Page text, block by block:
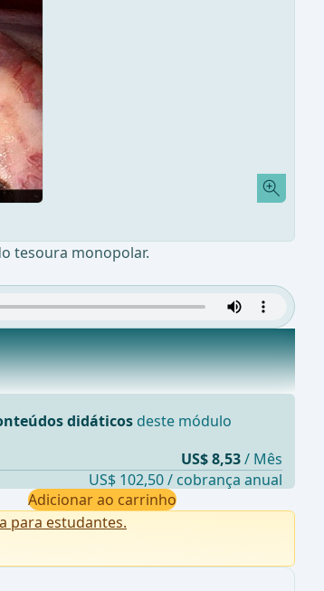
tesoura monopolar.
didáticosdeste módulo
US$ 8,53 / Mês
US$ 102,50 / cobrança anual
Adicionar ao carrinho
para estudantes.